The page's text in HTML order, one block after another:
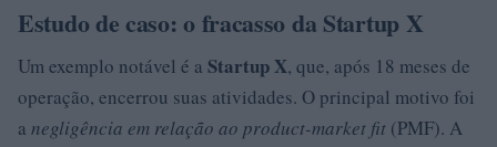
Estudo de caso: o fracasso da Startup X
Um exemplo notável é a Startup X, que, após 18 meses de
operação, encerrou suas atividades. O principal motivo foi
a negligência em relação ao product-market fit (PMF). A